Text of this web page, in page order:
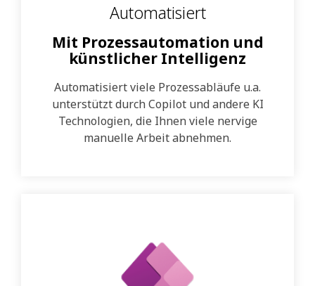
Automatisiert
Mit Prozessautomation und
künstlicher Intelligenz
Automatisiert viele Prozessabläufe u.a.
unterstützt durch Copilot und andere KI
Technologien, die Ihnen viele nervige
manuelle Arbeit abnehmen.